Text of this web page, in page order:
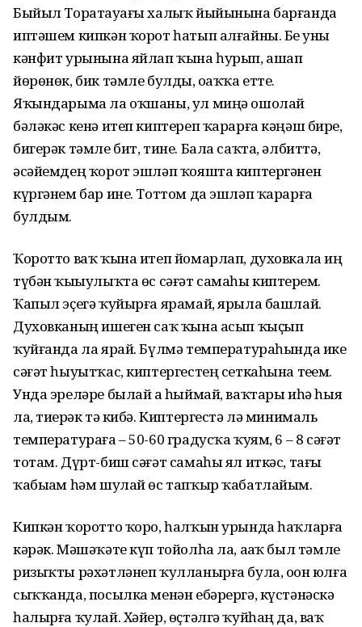
Быйыл Торатауҙағы халыҡ йыйынына барғанда
иптәшем кипкән ҡорот һатып алғайны. Беҙ уны
кәнфит урынына яйлап ҡына һурып, ашап
йөрөнөк, бик тәмле булды, оҙаҡҡа етте.
Яҡындарыма ла оҡшаны, ул миңә ошолай
бәләкәс кенә итеп киптереп ҡарарға кәңәш бирҙе,
бигерәк тәмле бит, тине. Бала саҡта, әлбиттә,
әсәйемдең ҡорот эшләп ҡояшта киптергәнен
күргәнем бар ине. Тоттом да эшләп ҡарарға
булдым.
Ҡоротто ваҡ ҡына итеп йомарлап, духовкала иң
түбән ҡыҙыулыҡта өс сәғәт самаһы киптерҙем.
Ҡапыл эҫегә ҡуйырға ярамай, ярыла башлай.
Духовканың ишеген саҡ ҡына асып ҡыҫып
ҡуйғанда ла ярай. Бүлмә температураһында ике
сәғәт һыуытҡас, киптергестең сеткаһына теҙҙем.
Унда эреләре былай ҙа һыймай, ваҡтары иһә һыя
ла, тиҙерәк тә кибә. Киптергестә лә минималь
температураға – 50-60 градусҡа ҡуям, 6 – 8 сәғәт
тотам. Дүрт-биш сәғәт самаһы ял иткәс, тағы
ҡабыҙам һәм шулай өс тапҡыр ҡабатлайым.
Кипкән ҡоротто ҡоро, һалҡын урында һаҡларға
кәрәк. Мәшәҡәте күп тойолһа ла, аҙаҡ был тәмле
ризыҡты рәхәтләнеп ҡулланырға була, оҙон юлға
сыҡҡанда, посылка менән ебәрергә, күстәнәскә
һалырға ҡулай. Хәйер, өҫтәлгә ҡуйһаң да, ваҡ